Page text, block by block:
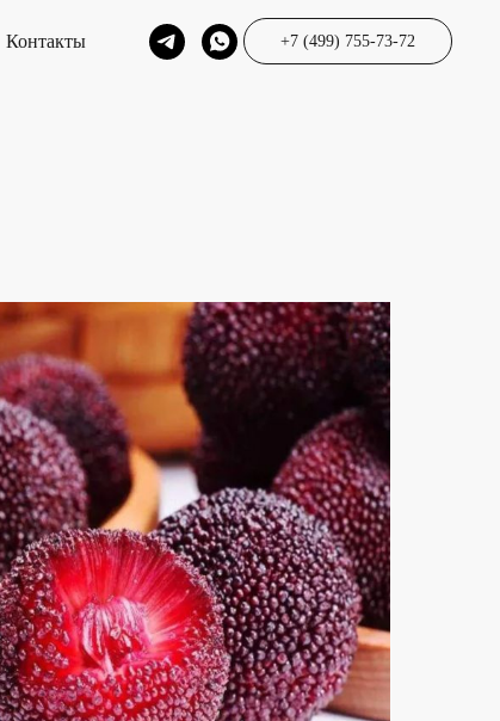
Контакты +7 (499) 755-73-72